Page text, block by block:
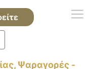
Ψαραγορές -